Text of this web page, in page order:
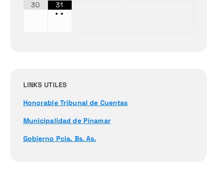
30
31
••
LINKS UTILES
Honorable Tribunal de Cuentas
Municipalidad de Pinamar
Gobierno Pcia. Bs. As.